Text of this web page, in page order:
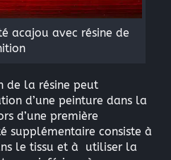
acajou avec résine de
de la résine peut
d’une peinture dans la
d’une première
consiste à
le tissu et à utiliser la